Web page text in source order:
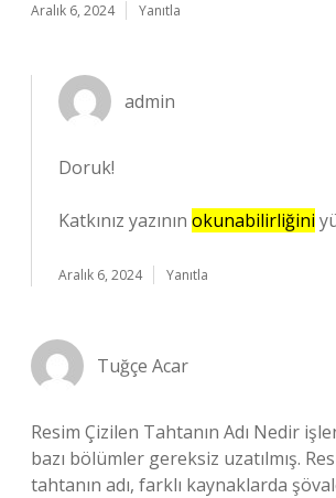
Aralık 6, 2024 Yanıtla
admin
Doruk!
Katkınız yazının okunabilirliğini
Aralık 6, 2024 Yanıtla
Tuğçe Acar
Resim Çizilen Tahtanın Adı Nedir
bazı bölümler gereksiz uzatılmış.
tahtanın adı, farklı kaynaklarda